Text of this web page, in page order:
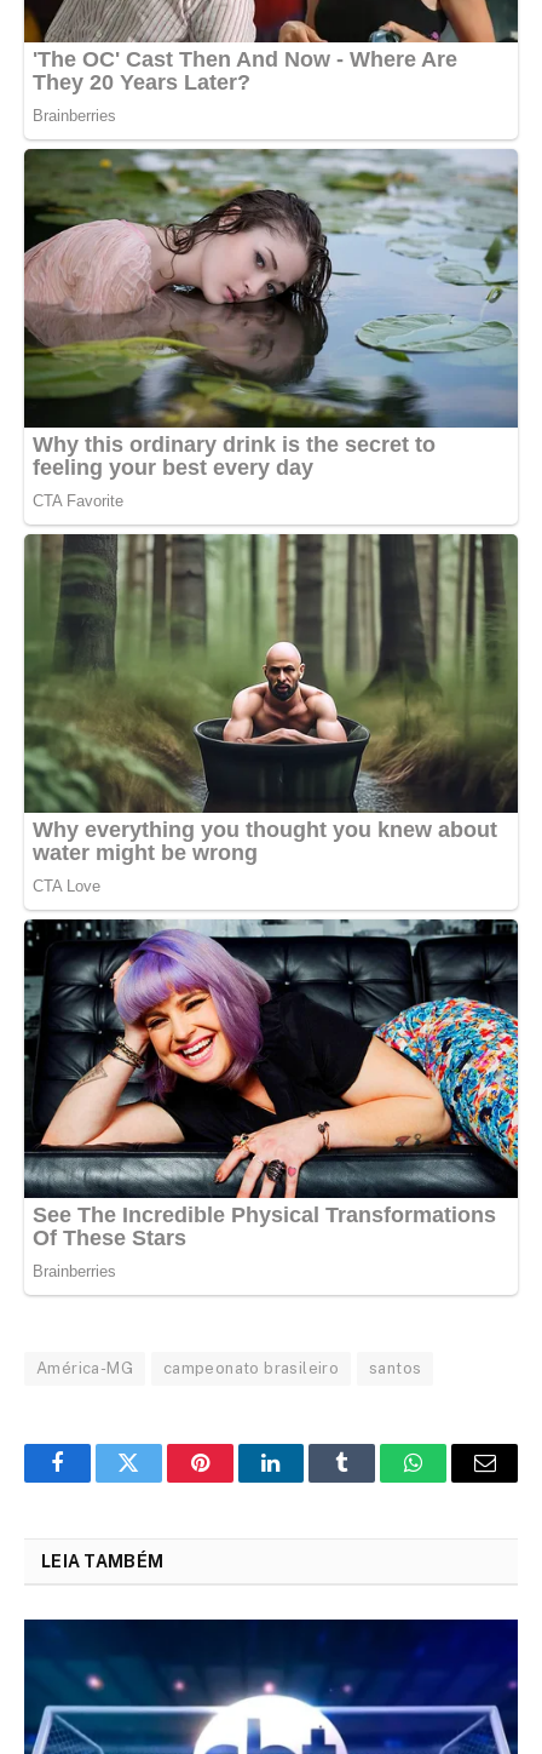
América-MG campeonato brasileiro santos
FacebookTwitter PinterestLinkedInTumblr WhatsAppEmail
LEIA TAMBÉM